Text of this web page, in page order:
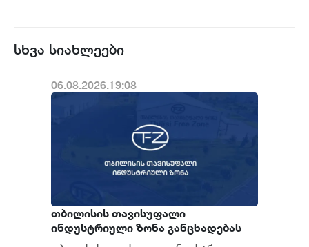
სხვა სიახლეები
06.08.2026.19:08
თბილისის თავისუფალი
ინდუსტრიული ზონა განცხადებას
ავრცელებს